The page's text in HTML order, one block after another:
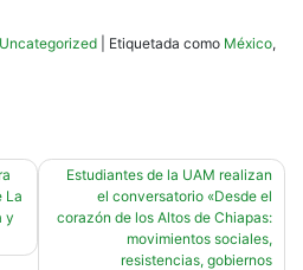
Uncategorized Etiquetada como México,
La
y
Estudiantes de la UAM realizan
el conversatorio «Desde el
corazón de los Altos de Chiapas:
movimientos sociales,
resistencias, gobiernos